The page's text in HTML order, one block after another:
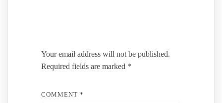
Your email address will not be published.
Required fields are marked *
COMMENT *